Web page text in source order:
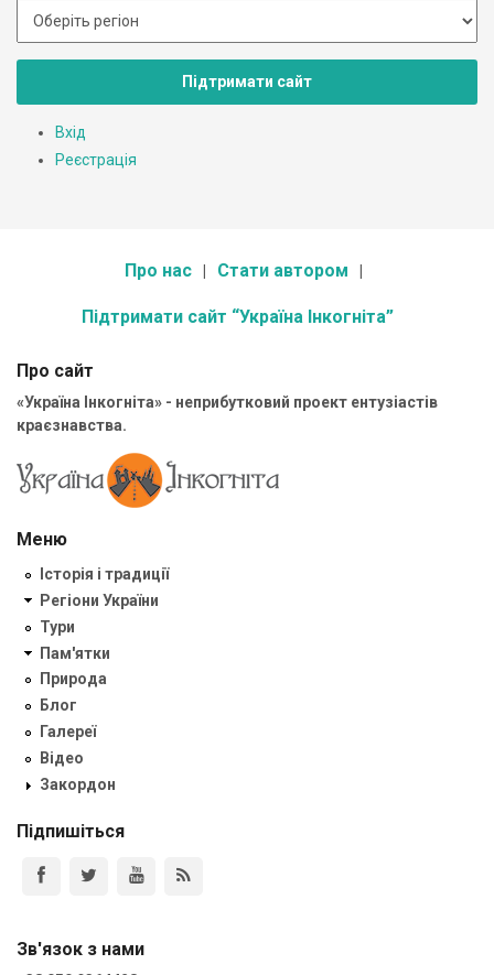
Підтримати сайт
Вхід
Реєстрація
Про нас Стати автором
Підтримати сайт “Україна Інкогніта”
Про сайт
«Україна Інкогніта» - неприбутковий проект ентузіастів
краєзнавства.
Меню
Історія і традиції
Регіони України
Тури
Пам'ятки
Природа
Блог
Галереї
Відео
Закордон
Підпишіться
Зв'язок з нами